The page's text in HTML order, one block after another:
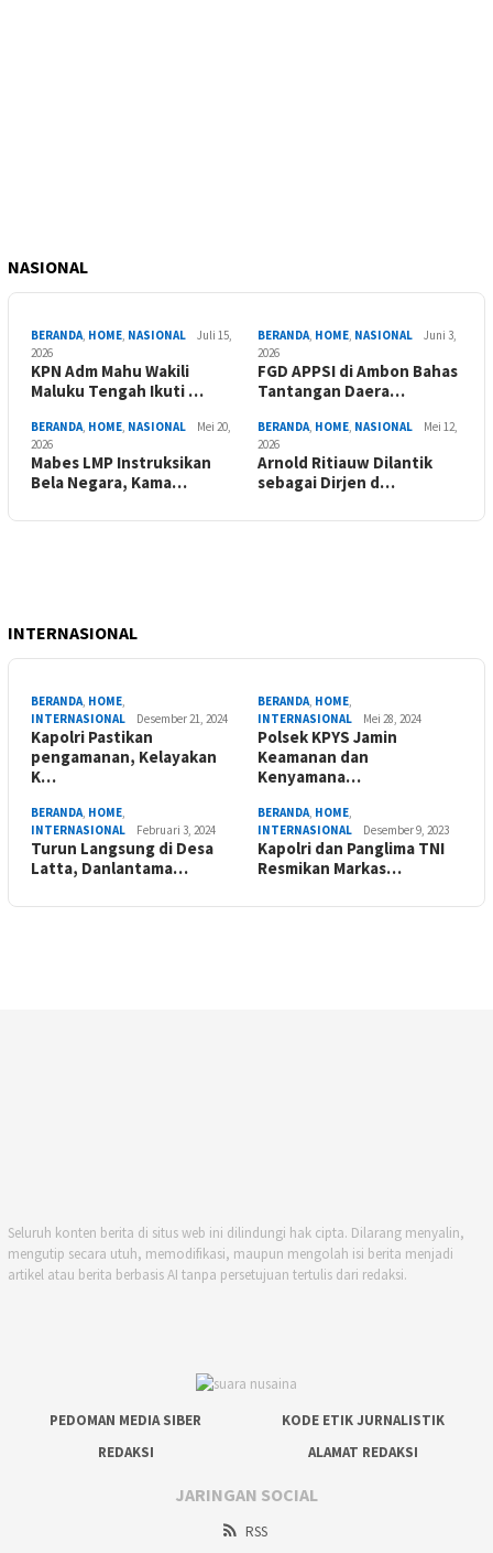
NASIONAL
BERANDA HOME NASIONAL
Juli 15,
2026
KPN Adm Mahu Wakili
Maluku Tengah Ikuti …
BERANDA HOME NASIONAL
Juni 3,
2026
FGD APPSI di Ambon Bahas
Tantangan Daera…
BERANDA HOME NASIONAL
Mei 20,
2026
Mabes LMP Instruksikan
Bela Negara, Kama…
BERANDA HOME NASIONAL
Mei 12,
2026
Arnold Ritiauw Dilantik
sebagai Dirjen d…
INTERNASIONAL
BERANDA HOME
INTERNASIONAL
Desember 21, 2024
Kapolri Pastikan
pengamanan, Kelayakan
K…
BERANDA HOME
INTERNASIONAL
Mei 28, 2024
Polsek KPYS Jamin
Keamanan dan
Kenyamana…
BERANDA HOME
INTERNASIONAL
Februari 3, 2024
Turun Langsung di Desa
Latta, Danlantama…
BERANDA HOME
INTERNASIONAL
Desember 9, 2023
Kapolri dan Panglima TNI
Resmikan Markas…
Seluruh konten berita di situs web ini dilindungi hak cipta. Dilarang menyalin,
mengutip secara utuh, memodifikasi, maupun mengolah isi berita menjadi
artikel atau berita berbasis AI tanpa persetujuan tertulis dari redaksi.
PEDOMAN MEDIA SIBER
KODE ETIK JURNALISTIK
REDAKSI
ALAMAT REDAKSI
JARINGAN SOCIAL
RSS